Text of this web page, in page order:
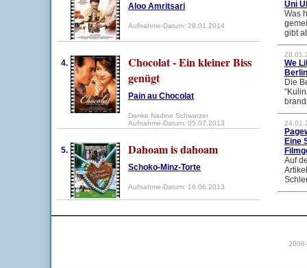
Aloo Amritsari
Aufnahme-Datum: 28.01.2014
4.
Chocolat - Ein kleiner Biss
genügt
Pain au Chocolat
Danke Nadine Schwarzer
Aufnahme-Datum: 05.07.2013
5. Dahoam is dahoam
Schoko-Minz-Torte
Aufnahme-Datum: 18.06.2013
Uni
Was
gibt
We
Die
Eine
Auf